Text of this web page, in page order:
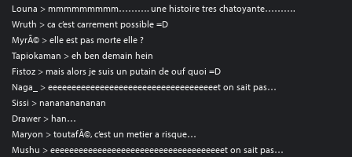
Louna > mmmmmmmmm………. une histoire tres chatoyante……….
Wruth > ca c’est carrement possible =D
MyrÃ© > elle est pas morte elle ?
Tapiokaman > eh ben demain hein
Fistoz > mais alors je suis un putain de ouf quoi =D
Naga_ > eeeeeeeeeeeeeeeeeeeeeeeeeeeeeeeeeeeet on sait pas…
Sissi > nanananananan
Drawer > han…
Maryon > toutafÃ©, c’est un metier a risque…
Mushu > eeeeeeeeeeeeeeeeeeeeeeeeeeeeeeeeeeeeet on sait pas…